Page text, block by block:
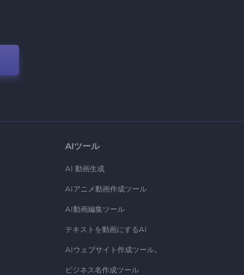
AIツール
AI 動画生成
AIアニメ動画作成ツール
AI動画編集ツール
テキストを動画にするAI
AIウェブサイト作成ツール。
ビジネス名作成ツール